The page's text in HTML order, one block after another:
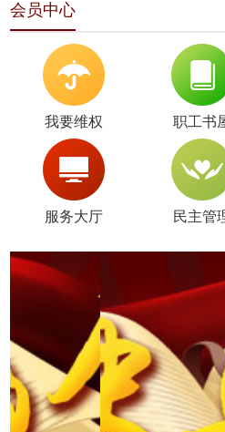
会员中心
我要维权 职工书
服务大厅 民主管